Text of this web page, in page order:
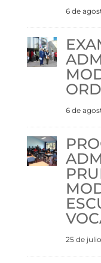
6 de
6 de
25 de